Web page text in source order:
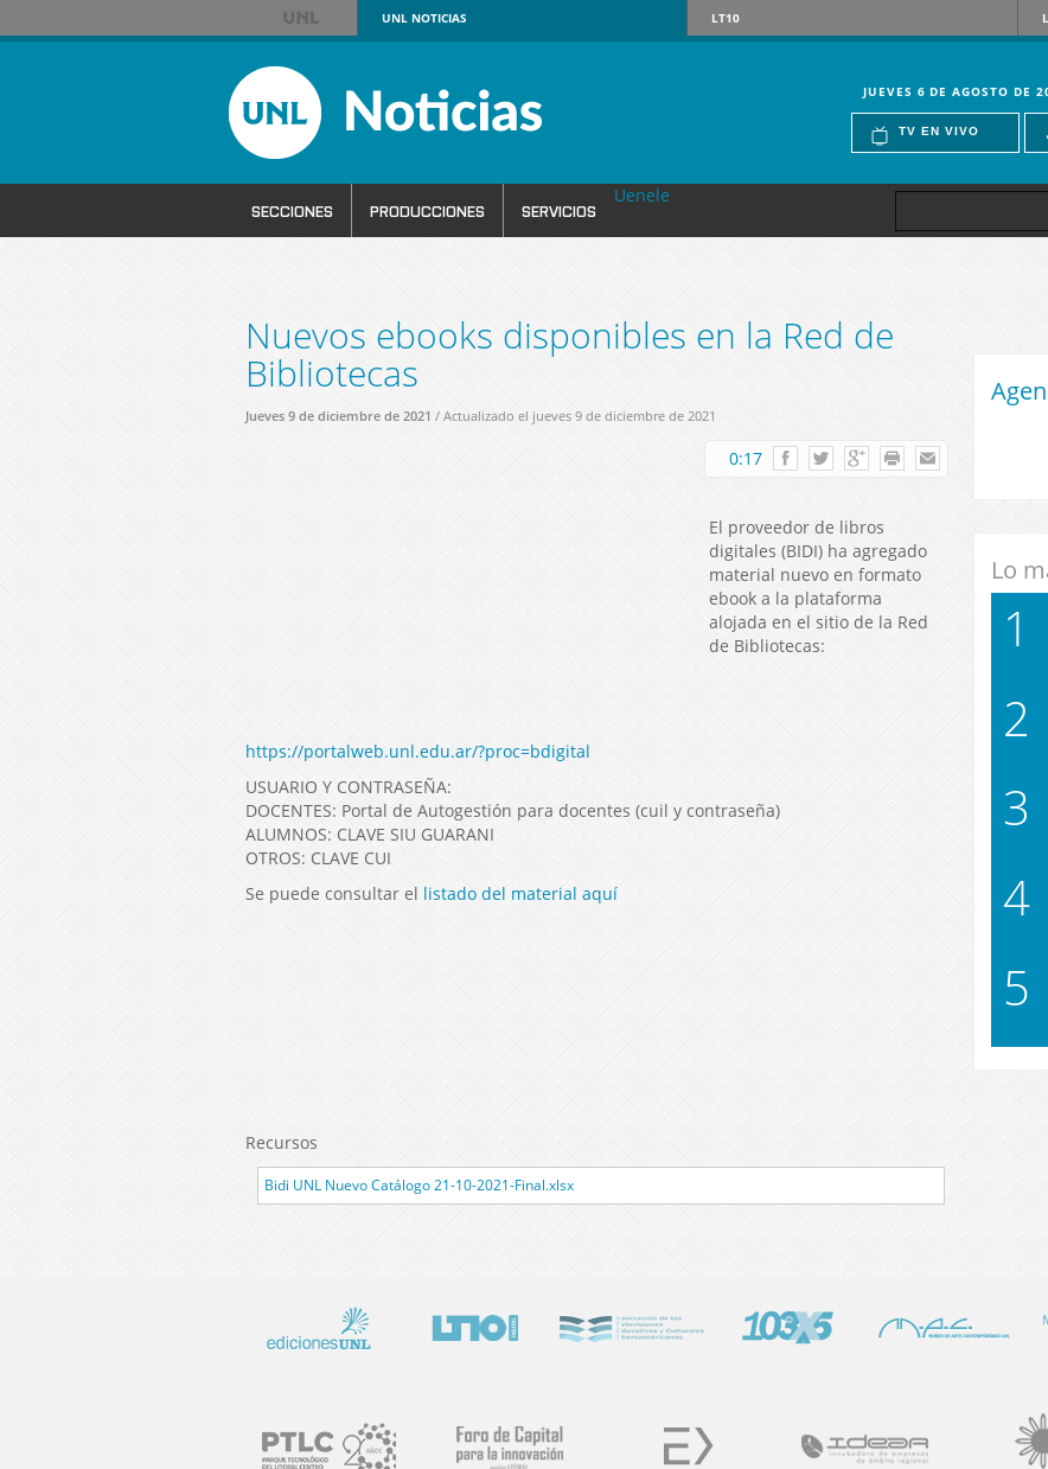
UNLNOTICIAS LT10
JUEVES 6 DE AGOSTO DE
TV EN VIVO
SECCIONES PRODUCCIONES
Uenele
SERVICIOS
Nuevos ebooks disponibles en la Red de
Bibliotecas
Jueves 9 de diciembre de 2021 / Actualizado el jueves 9 de diciembre de 2021
0:17
El proveedor de libros
digitales (BIDI) ha agregado
material nuevo en formato
ebook a la plataforma
alojada en el sitio de la Red
de Bibliotecas:
https://portalweb.unl.edu.ar/?proc=bdigital
USUARIO Y CONTRASEÑA:
DOCENTES: Portal de Autogestión para docentes (cuil y contraseña)
ALUMNOS: CLAVE SIU GUARANI
OTROS: CLAVE CUI
Se puede consultar el listado del material aquí
Recursos
Bidi UNL Nuevo Catálogo 21-10-2021-Final.xlsx
Lo
1
2
3
4
5